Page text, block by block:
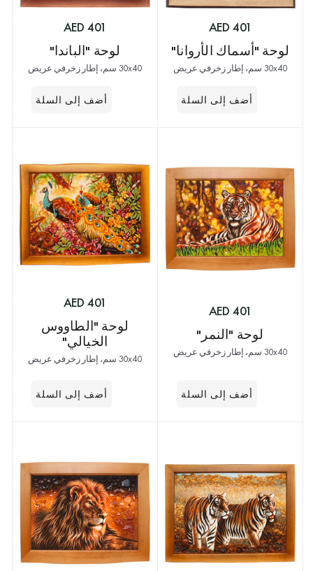
401 AED
لوحة "أسماك الأروانا"
30x40 سم، إطار زخرفي عريض
401 AED
لوحة "الباندا"
30x40 سم، إطار زخرفي عريض
401 AED
لوحة "النمر"
30x40 سم، إطار زخرفي عريض
401 AED
لوحة "الطاووس
الخيالي"
30x40 سم، إطار زخرفي عريض